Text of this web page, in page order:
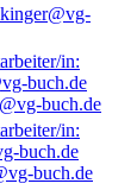
buch.de
buch.de